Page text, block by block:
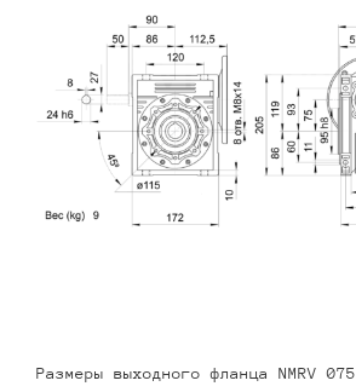
Размеры выходного фланца NMRV 075